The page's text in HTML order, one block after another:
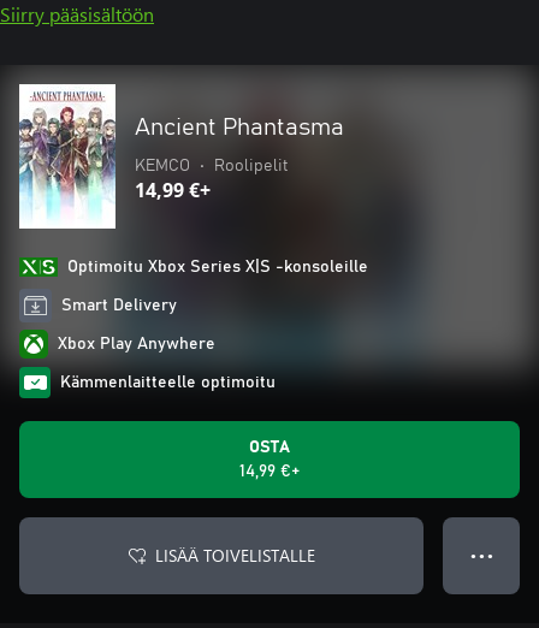
Siirry pääsisältöön
Ancient Phantasma
KEMCO • Roolipelit
14,99 €+
Optimoitu Xbox Series X|S -konsoleille
Smart Delivery
Xbox Play Anywhere
Kämmenlaitteelle optimoitu
OSTA
14,99 €+
LISÄÄ TOIVELISTALLE ● ● ●